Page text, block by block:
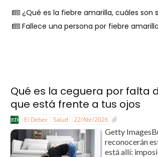
¿Qué es la fiebre amarilla, cuáles
Fallece una persona por fiebre
Qué es la ceguera por falta
que está frente a tus ojos
El Deber Salud 22/Abr/2026
Getty
reconocerán
está allí: